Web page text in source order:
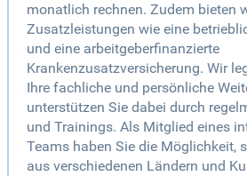
monatlich rechnen. Zudem bieten
Zusatzleistungen wie eine
und eine arbeitgeberfinanzierte
Krankenzusatzversicherung. Wir
Ihre fachliche und persönliche
unterstützen Sie dabei durch
und Trainings. Als Mitglied eines
Teams haben Sie die Möglichkeit,
aus verschiedenen Ländern und